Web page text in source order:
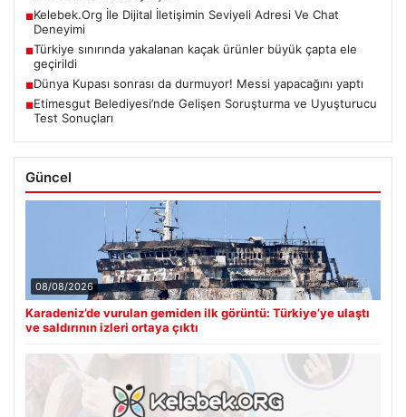
■Kelebek.Org İle Dijital İletişimin Seviyeli Adresi Ve Chat
Deneyimi
■Türkiye sınırında yakalanan kaçak ürünler büyük çapta ele
geçirildi
■Dünya Kupası sonrası da durmuyor! Messi yapacağını yaptı
■Etimesgut Belediyesi’nde Gelişen Soruşturma ve Uyuşturucu
Test Sonuçları
Güncel
08/08/2026
Karadeniz’de vurulan gemiden ilk görüntü: Türkiye’ye ulaştı
ve saldırının izleri ortaya çıktı